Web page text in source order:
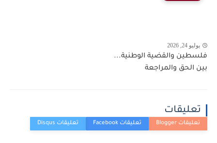
يوليو 24, 2026
فلسطين والقضية الوطنية...
بين الحق والمراجعة
تعليقات